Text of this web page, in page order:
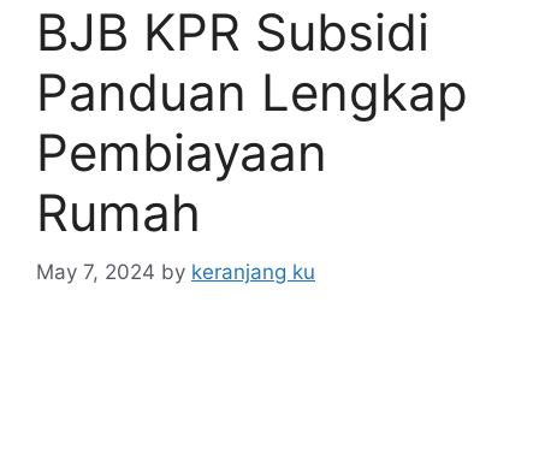
BJB KPR Subsidi
Panduan Lengkap
Pembiayaan
Rumah
May 7, 2024 by keranjang ku